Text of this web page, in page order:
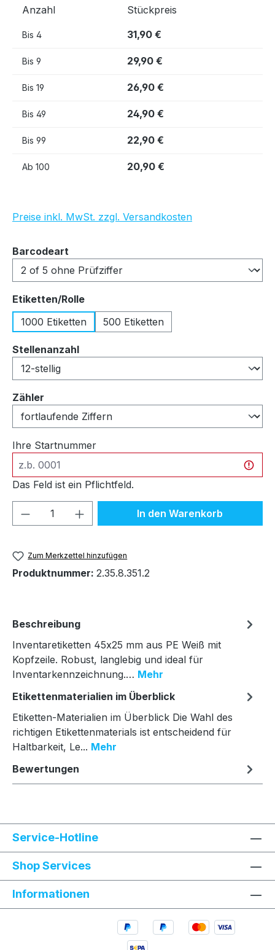
Anzahl Stückpreis
Bis 4 31,90 €
Bis 9 29,90 €
Bis 19 26,90 €
Bis 49 24,90 €
Bis 99 22,90 €
Ab 100 20,90 €
Preise inkl. MwSt. zzgl. Versandkosten
Barcodeart
Etiketten/Rolleauswählen
1000 Etiketten
500 Etiketten
Stellenanzahlauswählen
Zähler
Ihre Startnummer
Das Feld ist ein Pflichtfeld.
Produkt Anzahl: Gib denIn den Warenkorb
Zum Merkzettel hinzufügen
Produktnummer: 2.35.8.351.2
Beschreibung
Inventaretiketten 45x25 mm aus PE Weiß mit
Kopfzeile. Robust, langlebig und ideal für
Inventarkennzeichnung.… Mehr
Etikettenmaterialien im Überblick
Etiketten-Materialien im Überblick Die Wahl des
richtigen Etikettenmaterials ist entscheidend für
Haltbarkeit, Le... Mehr
Bewertungen
Service-Hotline
Shop Services
Informationen